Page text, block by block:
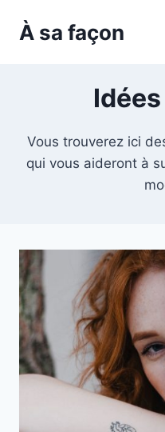
À sa façon
Vous trouverez ici
qui vous aideront à